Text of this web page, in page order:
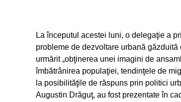
La începutul acestei luni, o delegaţie a
probleme de dezvoltare urbană
urmărit „obţinerea unei imagini de
îmbătrânirea populaţiei, tendinţele de
la posibilităţile de răspuns prin politici
Augustin Drăguţ, au fost prezentate în